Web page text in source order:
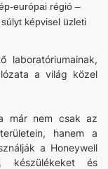
európai régió –
képvisel üzleti
laboratóriumainak,
a világ közel
már nem csak az
hanem a
a Honeywell
készülékeket és